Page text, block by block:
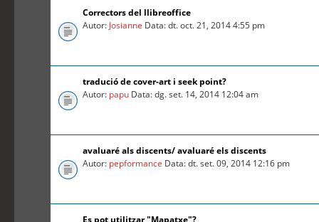
Correctors del llibreoffice
Autor: Josianne Data: dt. oct. 21, 2014 4:55 pm
tradució de cover-art i seek point?
Autor: papu Data: dg. set. 14, 2014 12:04 am
avaluaré als discents/ avaluaré els discents
Autor: pepformance Data: dt. set. 09, 2014 12:16 pm
Es pot utilitzar "Mapatxe"?